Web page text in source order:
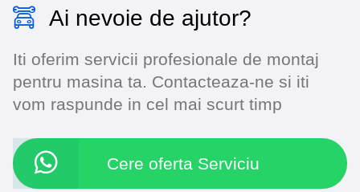
Ai nevoie de ajutor?
Iti oferim servicii profesionale de montaj
pentru masina ta. Contacteaza-ne si iti
vom raspunde in cel mai scurt timp
Cere oferta Serviciu